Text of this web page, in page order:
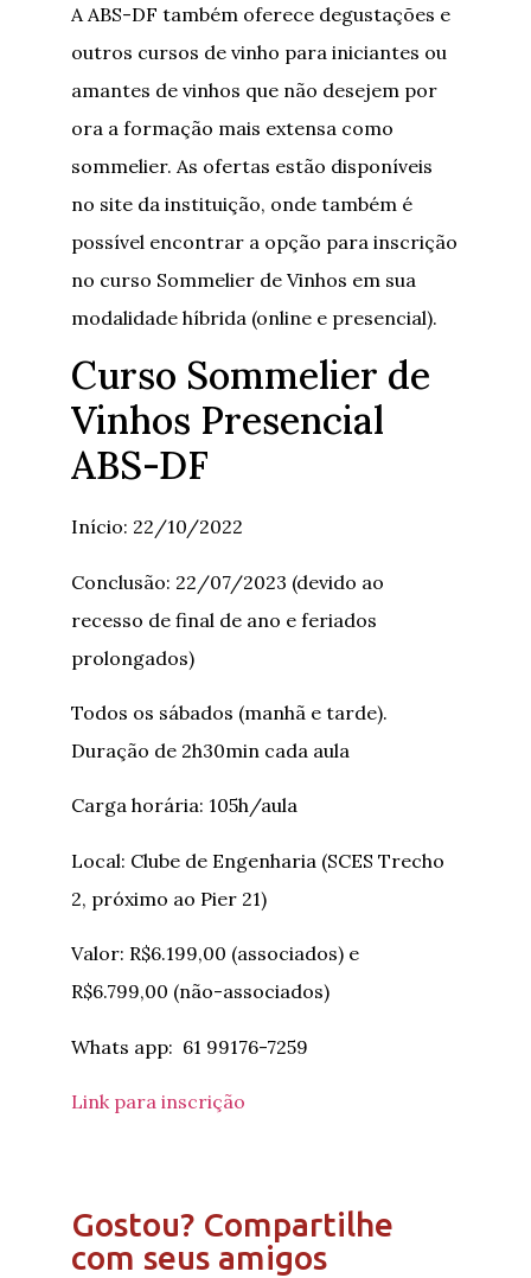
A ABS-DF também oferece degustações e
outros cursos de vinho para iniciantes ou
amantes de vinhos que não desejem por
ora a formação mais extensa como
sommelier. As ofertas estão disponíveis
no site da instituição, onde também é
possível encontrar a opção para inscrição
no curso Sommelier de Vinhos em sua
modalidade híbrida (online e presencial).
Curso Sommelier de
Vinhos Presencial
ABS-DF
Início: 22/10/2022
Conclusão: 22/07/2023 (devido ao
recesso de final de ano e feriados
prolongados)
Todos os sábados (manhã e tarde).
Duração de 2h30min cada aula
Carga horária: 105h/aula
Local: Clube de Engenharia (SCES Trecho
2, próximo ao Pier 21)
Valor: R$6.199,00 (associados) e
R$6.799,00 (não-associados)
Whats app: 61 99176-7259
Link para inscrição
Gostou? Compartilhe
com seus amigos